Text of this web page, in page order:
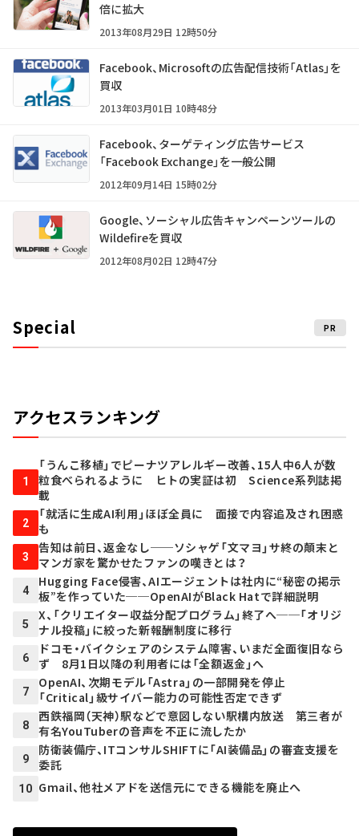
倍に拡大
2013年08月29日 12時50分
Facebook、Microsoftの広告配信技術「Atlas」を
買収
2013年03月01日 10時48分
Facebook、ターゲティング広告サービス
「Facebook Exchange」を一般公開
2012年09月14日 15時02分
Google、ソーシャル広告キャンペーンツールの
Wildefireを買収
2012年08月02日 12時47分
Special PR
アクセスランキング
1
「うんこ移植」でピーナツアレルギー改善、15人中6人が数
粒食べられるように ヒトの実証は初 Science系列誌掲
載
2
「就活に生成AI利用」ほぼ全員に 面接で内容追及され困惑
も
3
告知は前日、返金なし──ソシャゲ「文マヨ」サ終の顛末と
マンガ家を驚かせたファンの嘆きとは？
4
Hugging Face侵害、AIエージェントは社内に“秘密の掲示
板”を作っていた──OpenAIがBlack Hatで詳細説明
5
X、「クリエイター収益分配プログラム」終了へ──「オリジ
ナル投稿」に絞った新報酬制度に移行
6
ドコモ・バイクシェアのシステム障害、いまだ全面復旧なら
ず 8月1日以降の利用者には「全額返金」へ
7
OpenAI、次期モデル「Astra」の一部開発を停止
「Critical」級サイバー能力の可能性否定できず
8
西鉄福岡（天神）駅などで意図しない駅構内放送 第三者が
有名YouTuberの音声を不正に流したか
9
防衛装備庁、ITコンサルSHIFTに「AI装備品」の審査支援を
委託
10 Gmail、他社メアドを送信元にできる機能を廃止へ